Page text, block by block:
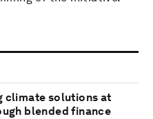
climate solutions at
blended finance